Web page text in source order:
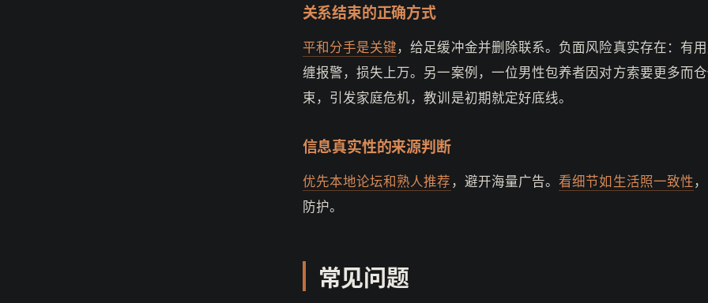
关系结束的正确方式
平和分手是关键，给足缓冲金并删除联系。负面风险真实存在：有
缠报警，损失上万。另一案例，一位男性包养者因对方索要更多而
束，引发家庭危机，教训是初期就定好底线。
信息真实性的来源判断
优先本地论坛和熟人推荐 ，避开海量广告。看细节如生活照一致性
防护。
常见问题